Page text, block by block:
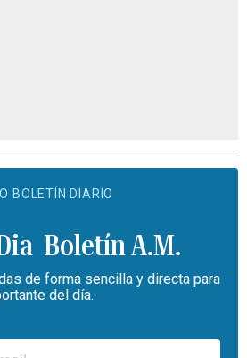
BOLETÍN DIARIO
Boletín A.M.
de forma sencilla y directa para
del día.